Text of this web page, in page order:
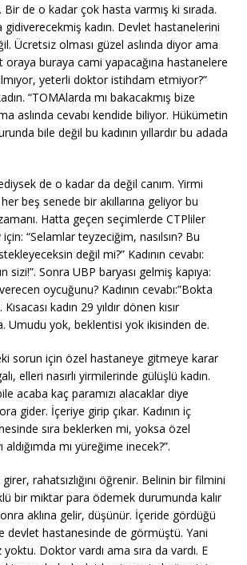
de o kadar çok hasta varmış ki sırada.
gidiverecekmiş kadın. Devlet hastanelerini
Ücretsiz olması güzel aslında diyor ama
oraya buraya cami yapacağına hastanelere
yeterli doktor istihdam etmiyor?”
“TOMAlarda mı bakacakmış bize
aslında cevabı kendide biliyor. Hükümetin
bile değil bu kadının yıllardır bu adada
de o kadar da değil canım. Yirmi
beş senede bir akıllarına geliyor bu
Hatta geçen seçimlerde CTPliler
“Selamlar teyzeciğim, nasılsın? Bu
değil mi?” Kadının cevabı:
sizi!”. Sonra UBP baryası gelmiş kapıya:
oycuğunu? Kadının cevabı:”Bokta
kadın 29 yıldır dönen kısır
Umudu yok, beklentisi yok ikisinden de.
sorun için özel hastaneye gitmeye karar
elleri nasırlı yirmilerinde gülüşlü kadın.
acaba kaç paramızı alacaklar diye
gider. İçeriye girip çıkar. Kadının iç
sıra beklerken mi, yoksa özel
mı yüreğime inecek?”.
rahatsızlığını öğrenir. Belinin bir filmini
bir miktar para ödemek durumunda kalır
aklına gelir, düşünür. İçeride gördüğü
devlet hastanesinde de görmüştü. Yani
Doktor vardı ama sıra da vardı. E